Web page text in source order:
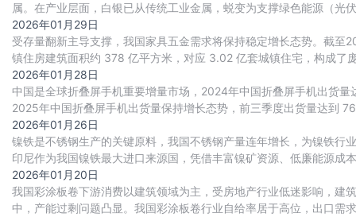
属。在产业层面，白银已从传统工业金属，蜕变为支撑绿色能源（
长期增长曲线。市场供需因此步入持续短缺的新格
2026年01月29日
受存量翻新主导支撑，我国家具五金需求将保持稳定增长态势。截
镇住房建筑面积约 378 亿平方米，对应 3.02 亿套城镇住宅，构成了
2026年01月28日
中国是全球折叠屏手机重要增量市场，2024年中国折叠屏手机出货
2025年中国折叠屏手机出货量保持增长态势，前三季度出货量达到
导，其中蓝
2026年01月26日
镍铁是不锈钢生产的关键原料，我国不锈钢产量连年增长，为镍铁行
印尼作为我国镍铁最大进口来源国，凭借丰富镍矿资源、低廉能源
引发供需缺口，推动镍铁进口价格回升，进而传
2026年01月20日
我国彩涂板卷下游消费以建筑领域为主，受房地产行业低迷影响，建
中，产能过剩问题凸显。我国彩涂板卷行业自给率居于高位，出口